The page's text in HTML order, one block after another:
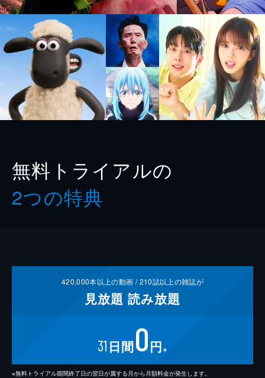
無料トライアルの
2つの特典
420,000本以上の動画 /210誌以上の雑誌が
見放題 読み放題
31 日間0円 ※
※無料トライアル期間終了日の翌日が属する月から月額料金が発生します。